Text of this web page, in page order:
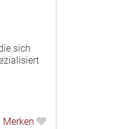
sich
Merken